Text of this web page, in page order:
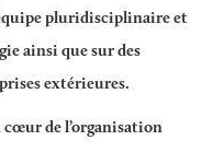
pluridisciplinaire et
ainsi que sur des
extérieures.
cœur de l’organisation